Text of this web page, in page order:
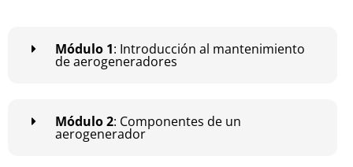
Módulo 1: Introducción al mantenimiento
de aerogeneradores
Módulo 2: Componentes de un
aerogenerador